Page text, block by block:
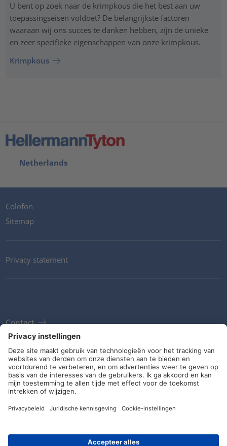
U bent op zoek naar de krimpkous die het best aan uw
toepassingseisen voldoet? De belangrijkste factoren
waaraan wij ons succes te danken hebben, zijn de unieke
en zeer specifieke eigenschappen van onze krimpkous.
Krimpkous
Netherlands
Colofon
Sitemap
Privacy statement
Contact
Newsletter
ALV
Richtlijnen en verplichtingen
Sociale media